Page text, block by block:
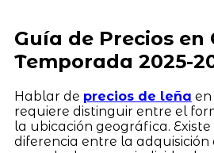
Guía de Precios
Temporada 2025-
Hablar de precios de leña en
requiere distinguir entre el
la ubicación geográfica.
diferencia entre la